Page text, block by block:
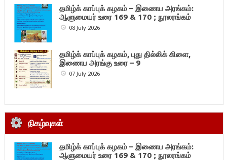
தமிழ்க் காப்புக் கழகம் – இணைய அரங்கம்:
ஆளுமையர் உரை 169 & 170 ; நூலரங்கம்
08 July 2026
தமிழ்க் காப்புக் கழகம், புது தில்லிக் கிளை,
இணைய அரங்கு உரை – 9
07 July 2026
நிகழ்வுகள்
தமிழ்க் காப்புக் கழகம் – இணைய அரங்கம்:
ஆளுமையர் உரை 169 & 170 ; நூலரங்கம்